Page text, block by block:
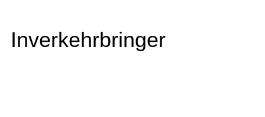
Inverkehrbringer